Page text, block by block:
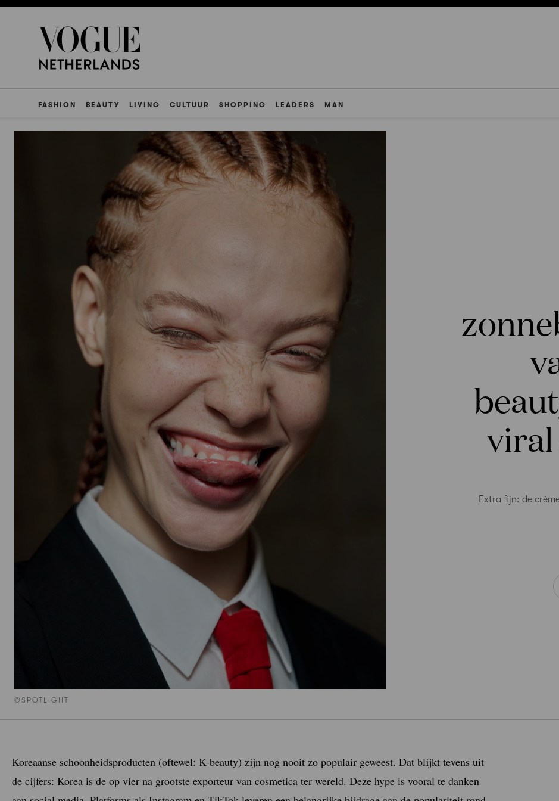
FASHION BEAUTY LIVING CULTUUR SHOPPING LEADERS MAN
©SPOTLIGHT
Extra fijn: de
Koreaanse schoonheidsproducten (oftewel: K-beauty) zijn nog nooit zo populair geweest. Dat blijkt tevens uit
de cijfers: Korea is de op vier na grootste exporteur van cosmetica ter wereld. Deze hype is vooral te danken